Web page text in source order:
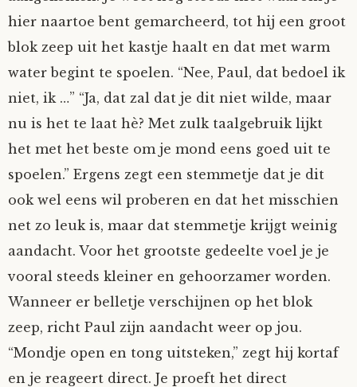
Clarity
Diderod
Faith
Fioontje
Henricus
Jack
Johanna
Juliette Stark
hier naartoe bent gemarcheerd, tot hij een groot
blok zeep uit het kastje haalt en dat met warm
water begint te spoelen. “Nee, Paul, dat bedoel ik
niet, ik …” “Ja, dat zal dat je dit niet wilde, maar
nu is het te laat hè? Met zulk taalgebruik lijkt
het met het beste om je mond eens goed uit te
spoelen.” Ergens zegt een stemmetje dat je dit
ook wel eens wil proberen en dat het misschien
net zo leuk is, maar dat stemmetje krijgt weinig
aandacht. Voor het grootste gedeelte voel je je
vooral steeds kleiner en gehoorzamer worden.
Wanneer er belletje verschijnen op het blok
zeep, richt Paul zijn aandacht weer op jou.
“Mondje open en tong uitsteken,” zegt hij kortaf
en je reageert direct. Je proeft het direct